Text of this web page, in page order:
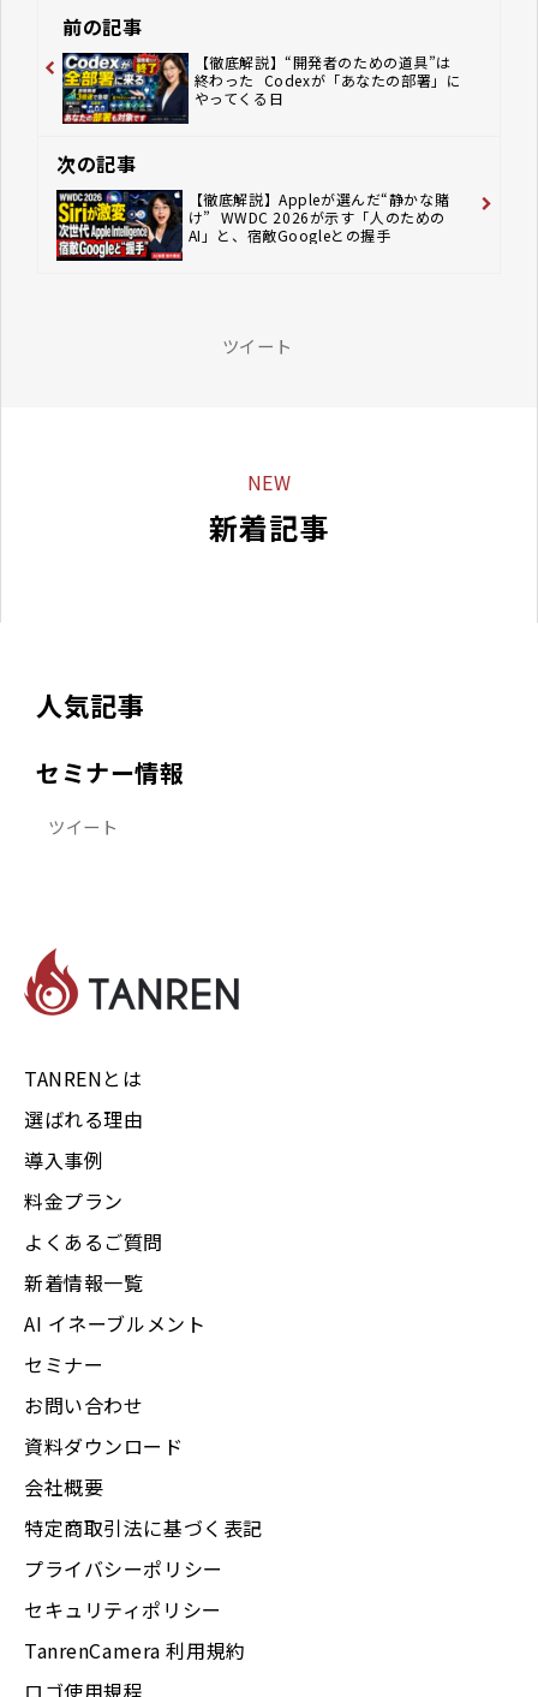
前の記事
【徹底解説】“開発者のための道具”は
終わった ―― Codexが「あなたの部署」に
やってくる日
次の記事
【徹底解説】Appleが選んだ“静かな賭
け” ―― WWDC 2026が示す「人のための
AI」と、宿敵Googleとの握手
ツイート
NEW
新着記事
人気記事
セミナー情報
ツイート
TANRENとは
選ばれる理由
導入事例
料金プラン
よくあるご質問
新着情報一覧
AI イネーブルメント
セミナー
お問い合わせ
資料ダウンロード
会社概要
特定商取引法に基づく表記
プライバシーポリシー
セキュリティポリシー
TanrenCamera 利用規約
ロゴ使用規程